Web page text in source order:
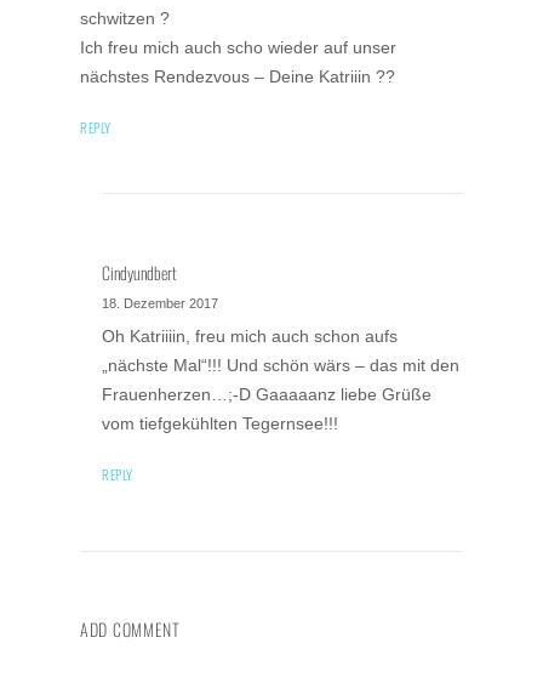
schwitzen ?
Ich freu mich auch scho wieder auf unser
nächstes Rendezvous – Deine Katriiin ??
REPLY
Cindyundbert
18. Dezember 2017
Oh Katriiiin, freu mich auch schon aufs
„nächste Mal“!!! Und schön wärs – das mit den
Frauenherzen…;-D Gaaaaanz liebe Grüße
vom tiefgekühlten Tegernsee!!!
REPLY
ADD COMMENT